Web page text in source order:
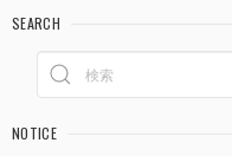
SEARCH
NOTICE